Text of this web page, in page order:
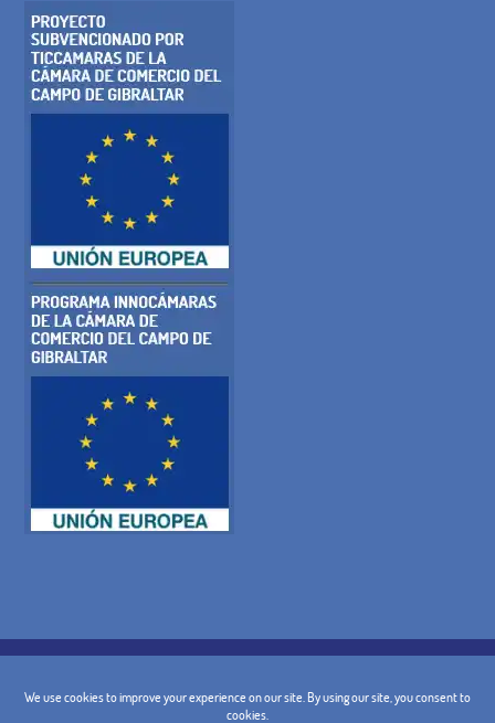
AVVISO LEGALE
TERMINI E CONDIZIONI GENERALI DI